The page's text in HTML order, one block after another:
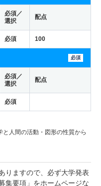
必須／
選択
配点
必須 100
必須
必須／
選択
配点
必須
人間の活動・図形の性質から
りますので、必ず大学発表
集要項」をホームページな